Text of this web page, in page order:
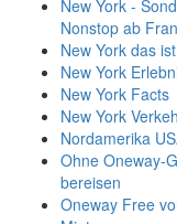
New York -
Nonstop ab
New York das
New York
New York Facts
New York
Nordamerika
Ohne Oneway-
bereisen
Oneway Free